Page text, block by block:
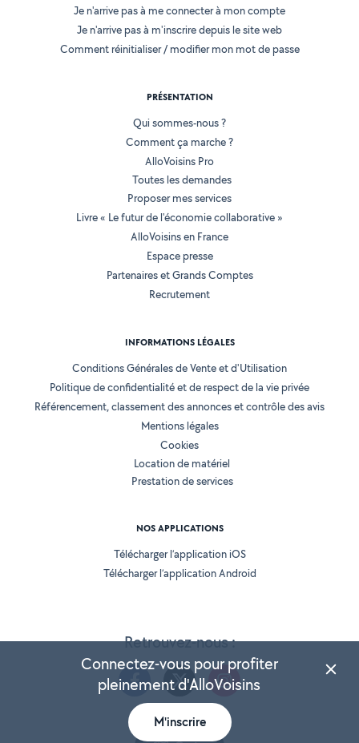
Retrouvez-nous :
Je n'arrive pas à me connecter à mon compte
Je n'arrive pas à m'inscrire depuis le site web
Comment réinitialiser / modifier mon mot de passe
PRÉSENTATION
Qui sommes-nous ?
Comment ça marche ?
AlloVoisins Pro
Toutes les demandes
Proposer mes services
Livre « Le futur de l'économie collaborative »
AlloVoisins en France
Espace presse
Partenaires et Grands Comptes
Recrutement
INFORMATIONS LÉGALES
Conditions Générales de Vente et d'Utilisation
Politique de confidentialité et de respect de la vie privée
Référencement, classement des annonces et contrôle des avis
Mentions légales
Cookies
Location de matériel
Prestation de services
NOS APPLICATIONS
Télécharger l’application iOS
Télécharger l’application Android
Connectez-vous pour profiter
pleinement d'AlloVoisins
M'inscrire